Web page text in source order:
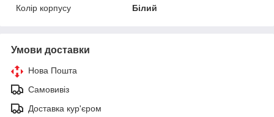
Колір корпусу
Білий
Умови доставки
Нова Пошта
Самовивіз
Доставка кур'єром